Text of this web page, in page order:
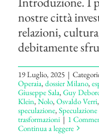
nostre città
relazioni,
debitamente
19 Luglio, 2025 |
Operaia,dossier Milano,
Giuseppe Sala,Guy
Klein,Nolo,Osvaldo Verri,
speculazione,
trasformazioni | 1
Continua a leggere